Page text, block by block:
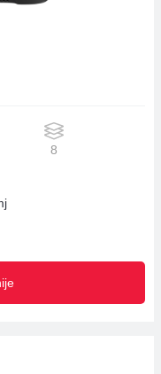
8